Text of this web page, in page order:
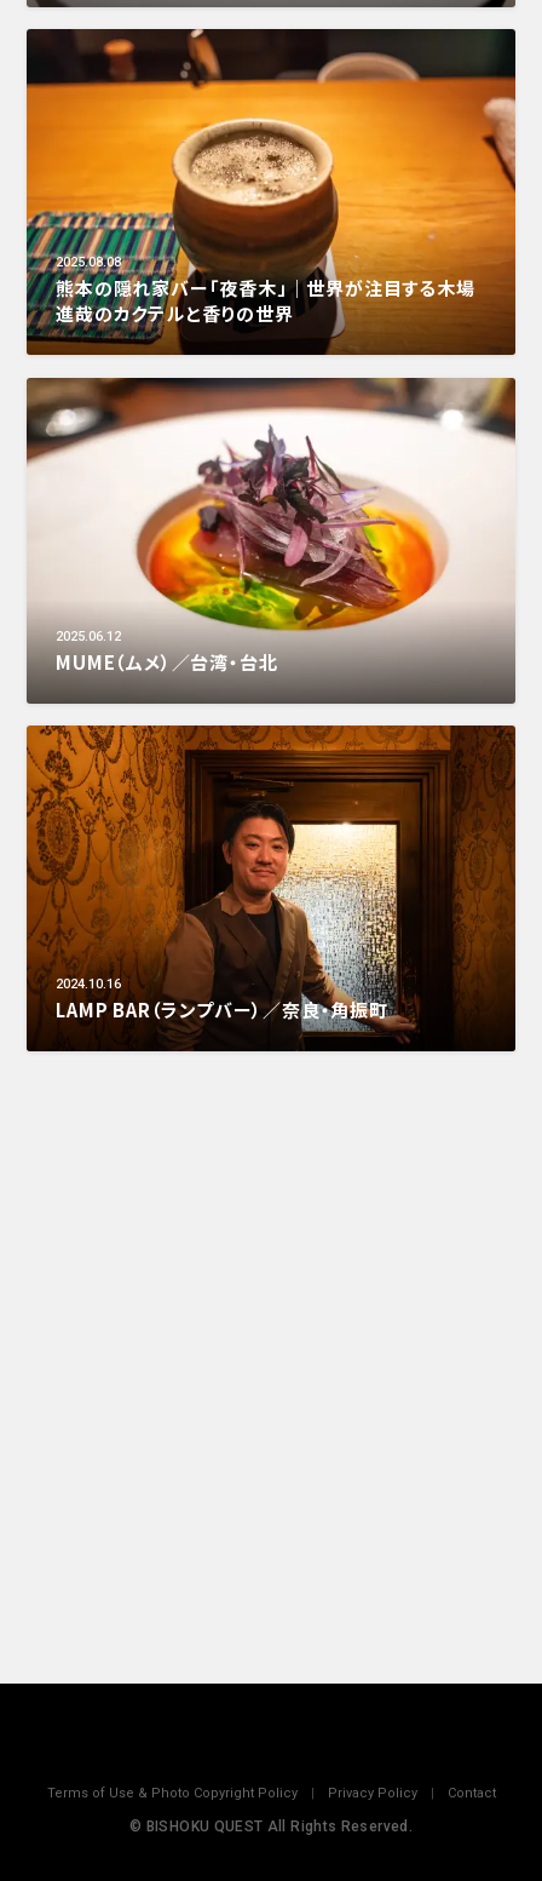
2025.08.08
熊本の隠れ家バー「夜香木」｜世界が注目する木場
進哉のカクテルと香りの世界
2025.06.12
MUME（ムメ）／台湾・台北
2024.10.16
LAMP BAR（ランプバー）／奈良・角振町
Terms of Use & Photo Copyright Policy| Privacy Policy| Contact
© BISHOKU QUEST All Rights Reserved.